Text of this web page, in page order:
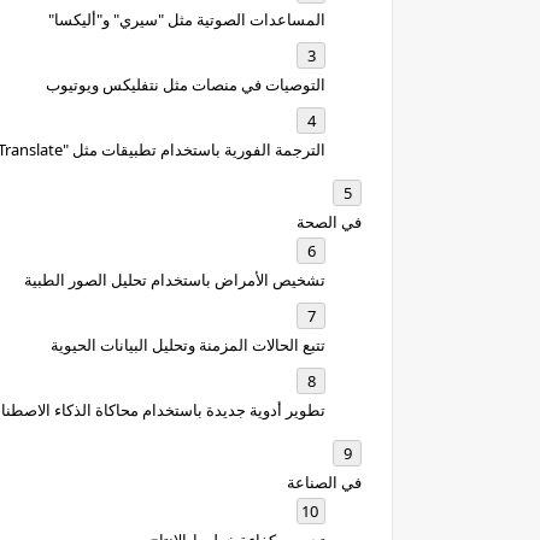
المساعدات الصوتية مثل "سيري" و"أليكسا"
التوصيات في منصات مثل نتفليكس ويوتيوب
الترجمة الفورية باستخدام تطبيقات مثل "Google Translate"
في الصحة
تشخيص الأمراض باستخدام تحليل الصور الطبية
تتبع الحالات المزمنة وتحليل البيانات الحيوية
تطوير أدوية جديدة باستخدام محاكاة الذكاء
في الصناعة